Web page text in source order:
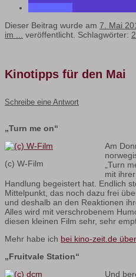
Dieser Beitrag wurde am 7. Mai
im ... veröffentlicht. Schlagwörter:
Kinotipps für den Mai
Schreibe eine Antwort
„Turn me on“
(c) W-Film
Am
„Turn
mit
Handlung begeistert hat. Endlich
Mittelpunkt, das noch dazu frei
und deshalb an den Reaktionen
Alles wird mit verschrobenem
diesen kleinen Film sehr, sehr
Mehr habe ich bei kino-zeit.de
„Fruitvale Station“
Und